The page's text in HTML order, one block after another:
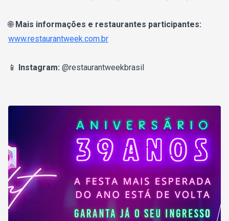
🌐 Mais informações e restaurantes participantes:
www.restaurantweek.com.br
📱 Instagram: @restaurantweekbrasil